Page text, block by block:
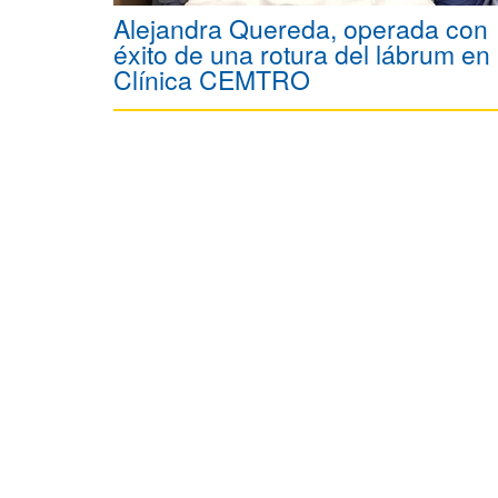
Alejandra Quereda, operada con
éxito de una rotura del lábrum en
Clínica CEMTRO